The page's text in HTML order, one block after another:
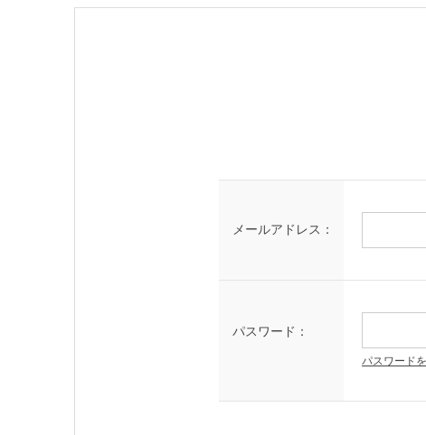
メールアドレス：
パスワード：
パスワード